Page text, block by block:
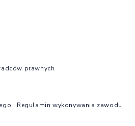
prawnych
i Regulamin wykonywania zawodu